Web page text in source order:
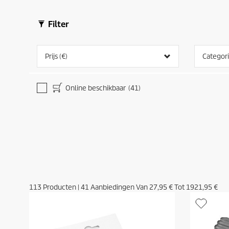
Filter
Prijs (€)
Online beschikbaar (41)
113 Producten | 41Aanbiedingen Van 27,95 €Tot 1921,95 €